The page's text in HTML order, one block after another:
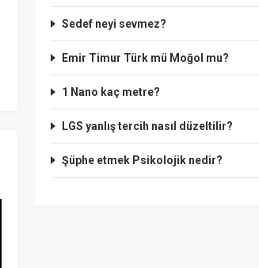
Sedef neyi sevmez?
Emir Timur Türk mü Moğol mu?
1 Nano kaç metre?
LGS yanlış tercih nasıl düzeltilir?
Şüphe etmek Psikolojik nedir?